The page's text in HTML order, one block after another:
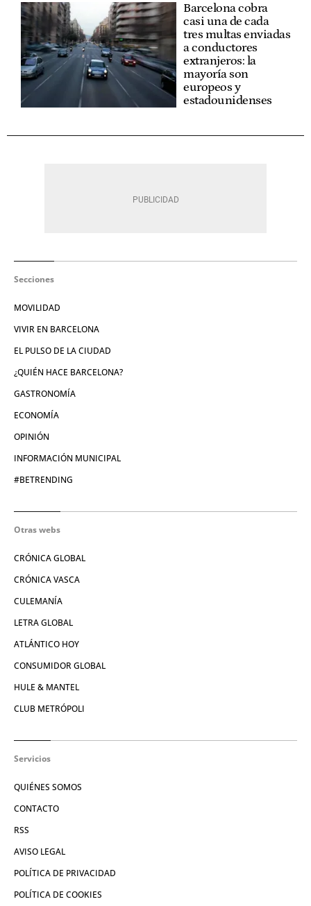
Barcelona cobra
casi una de cada
tres multas enviadas
a conductores
extranjeros: la
mayoría son
europeos y
estadounidenses
Secciones
MOVILIDAD
VIVIR EN BARCELONA
EL PULSO DE LA CIUDAD
¿QUIÉN HACE BARCELONA?
GASTRONOMÍA
ECONOMÍA
OPINIÓN
INFORMACIÓN MUNICIPAL
#BETRENDING
Otras webs
CRÓNICA GLOBAL
CRÓNICA VASCA
CULEMANÍA
LETRA GLOBAL
ATLÁNTICO HOY
CONSUMIDOR GLOBAL
HULE & MANTEL
CLUB METRÓPOLI
Servicios
QUIÉNES SOMOS
CONTACTO
RSS
AVISO LEGAL
POLÍTICA DE PRIVACIDAD
POLÍTICA DE COOKIES